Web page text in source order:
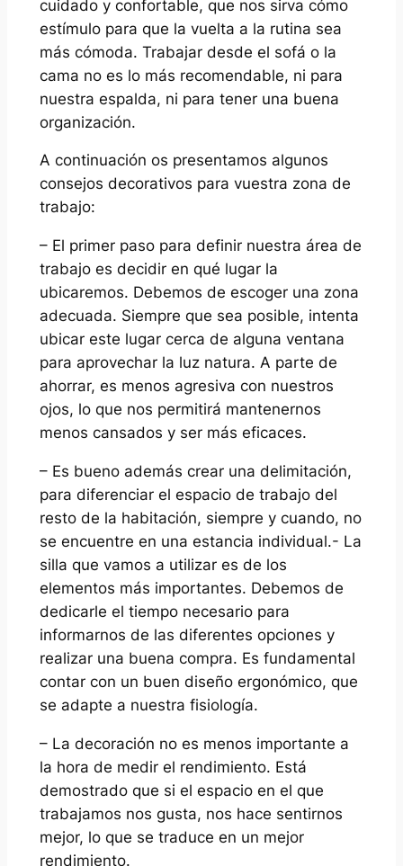
cuidado y confortable, que nos sirva cómo
estímulo para que la vuelta a la rutina sea
más cómoda. Trabajar desde el sofá o la
cama no es lo más recomendable, ni para
nuestra espalda, ni para tener una buena
organización.
A continuación os presentamos algunos
consejos decorativos para vuestra zona de
trabajo:
– El primer paso para definir nuestra área de
trabajo es decidir en qué lugar la
ubicaremos. Debemos de escoger una zona
adecuada. Siempre que sea posible, intenta
ubicar este lugar cerca de alguna ventana
para aprovechar la luz natura. A parte de
ahorrar, es menos agresiva con nuestros
ojos, lo que nos permitirá mantenernos
menos cansados y ser más eficaces.
– Es bueno además crear una delimitación,
para diferenciar el espacio de trabajo del
resto de la habitación, siempre y cuando, no
se encuentre en una estancia individual.- La
silla que vamos a utilizar es de los
elementos más importantes. Debemos de
dedicarle el tiempo necesario para
informarnos de las diferentes opciones y
realizar una buena compra. Es fundamental
contar con un buen diseño ergonómico, que
se adapte a nuestra fisiología.
– La decoración no es menos importante a
la hora de medir el rendimiento. Está
demostrado que si el espacio en el que
trabajamos nos gusta, nos hace sentirnos
mejor, lo que se traduce en un mejor
rendimiento.